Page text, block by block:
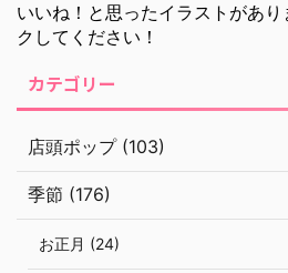
いいね！と思ったイラストがあ
クしてください！
カテゴリー
店頭ポップ (103)
季節 (176)
お正月 (24)